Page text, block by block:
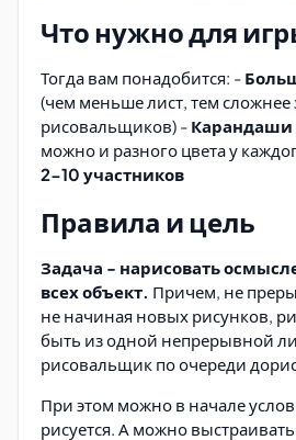
Что нужно для
Тогда вам понадобится: -
(чем меньше лист, тем сложнее
рисовальщиков) - Карандаши
можно и разного цвета у
2-10 участников
Правила и цель
Задача - нарисовать
всех объект. Причем, не
не начиная новых рисунков,
быть из одной непрерывной
рисовальщик по очереди
При этом можно в начале
рисуется. А можно